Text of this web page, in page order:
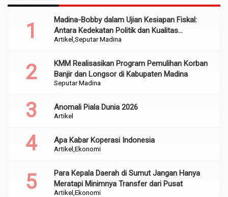
Artikel Seputar Madina
Madina-Bobby dalam Ujian Kesiapan Fiskal:
Antara Kedekatan Politik dan Kualitas
Perencanaan
Seputar Madina
KMM Realisasikan Program Pemulihan Korban
Banjir dan Longsor di Kabupaten Madina
Artikel
Anomali Piala Dunia 2026
Artikel Ekonomi
Apa Kabar Koperasi Indonesia
Artikel Ekonomi
Para Kepala Daerah di Sumut Jangan Hanya
Meratapi Minimnya Transfer dari Pusat